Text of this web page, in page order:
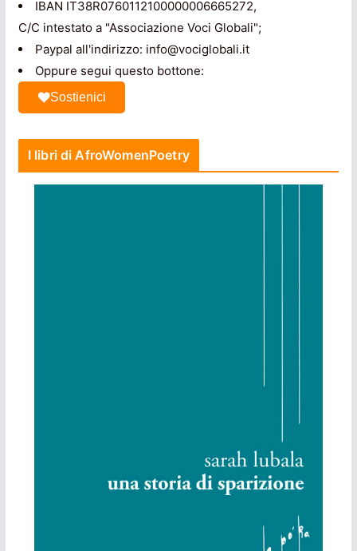
IBAN IT38R0760112100000006665272,
C/C intestato a "Associazione Voci Globali";
Paypal all'indirizzo: info@vociglobali.it
Oppure segui questo bottone:
Sostienici
I libri di AfroWomenPoetry